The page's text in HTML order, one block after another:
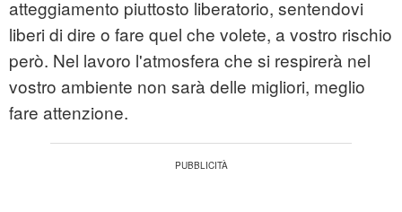
atteggiamento piuttosto liberatorio, sentendovi
liberi di dire o fare quel che volete, a vostro rischio
però. Nel lavoro l'atmosfera che si respirerà nel
vostro ambiente non sarà delle migliori, meglio
fare attenzione.